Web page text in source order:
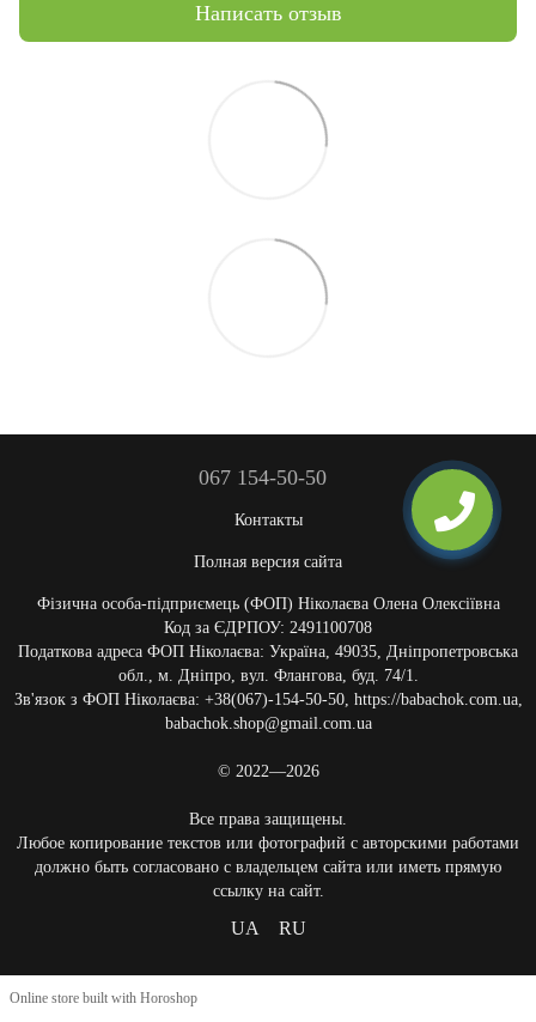
Написать отзыв
067 154-50-50
Контакты
Полная версия сайта
Фізична особа-підприємець (ФОП) Ніколаєва Олена Олексіївна
Код за ЄДРПОУ: 2491100708
Податкова адреса ФОП Ніколаєва: Україна, 49035, Дніпропетровська
обл., м. Дніпро, вул. Флангова, буд. 74/1.
Зв'язок з ФОП Ніколаєва: +38(067)-154-50-50, https://babachok.com.ua,
babachok.shop@gmail.com.ua
© 2022—2026
Все права защищены.
Любое копирование текстов или фотографий с авторскими работами
должно быть согласовано с владельцем сайта или иметь прямую
ссылку на сайт.
UA RU
Online store built with Horoshop